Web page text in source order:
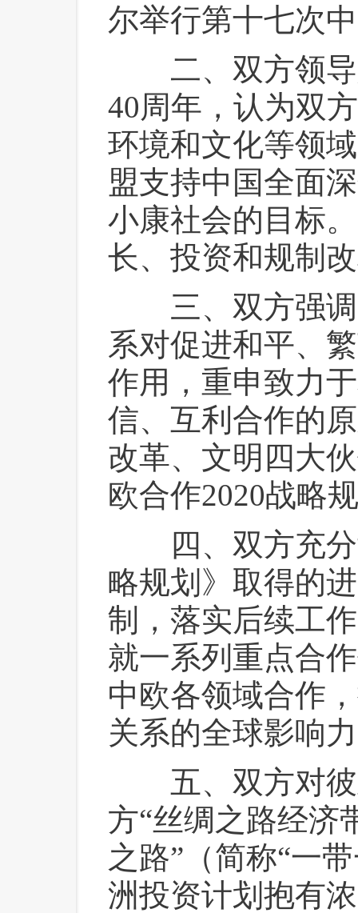
尔举行第十七次
二、双方领导
40周年，认为双
环境和文化等领
盟支持中国全面
小康社会的目标
长、投资和规制
三、双方强调
系对促进和平、
作用，重申致力
信、互利合作的
改革、文明四大
欧合作2020战略
四、双方充分
略规划》取得的
制，落实后续工
就一系列重点合
中欧各领域合作
关系的全球影响
五、双方对彼
方“丝绸之路经济
之路”（简称“一
洲投资计划抱有